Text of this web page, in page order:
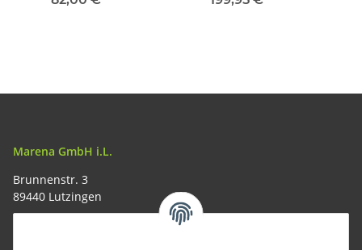
Marena GmbH i.L.
Brunnenstr. 3
89440 Lutzingen